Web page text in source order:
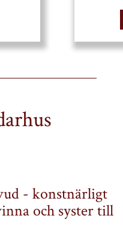
- konstnärligt
och syster till